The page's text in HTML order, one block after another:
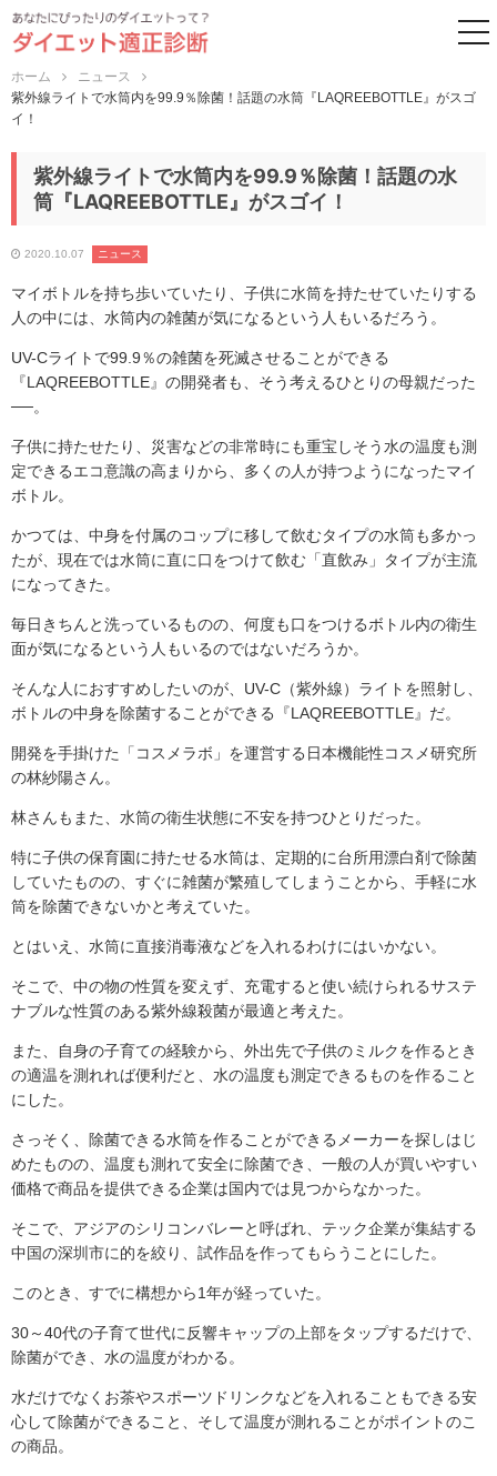
ホーム
ニュース
紫外線ライトで水筒内を99.9％除菌！話題の水筒『LAQREEBOTTLE』がスゴ
イ！
紫外線ライトで水筒内を99.9％除菌！話題の水
筒『LAQREEBOTTLE』がスゴイ！
2020.10.07 ニュース
マイボトルを持ち歩いていたり、子供に水筒を持たせていたりする
人の中には、水筒内の雑菌が気になるという人もいるだろう。
UV-Cライトで99.9％の雑菌を死滅させることができる
『LAQREEBOTTLE』の開発者も、そう考えるひとりの母親だった
──。
子供に持たせたり、災害などの非常時にも重宝しそう水の温度も測
定できるエコ意識の高まりから、多くの人が持つようになったマイ
ボトル。
かつては、中身を付属のコップに移して飲むタイプの水筒も多かっ
たが、現在では水筒に直に口をつけて飲む「直飲み」タイプが主流
になってきた。
毎日きちんと洗っているものの、何度も口をつけるボトル内の衛生
面が気になるという人もいるのではないだろうか。
そんな人におすすめしたいのが、UV-C（紫外線）ライトを照射し、
ボトルの中身を除菌することができる『LAQREEBOTTLE』だ。
開発を手掛けた「コスメラボ」を運営する日本機能性コスメ研究所
の林紗陽さん。
林さんもまた、水筒の衛生状態に不安を持つひとりだった。
特に子供の保育園に持たせる水筒は、定期的に台所用漂白剤で除菌
していたものの、すぐに雑菌が繁殖してしまうことから、手軽に水
筒を除菌できないかと考えていた。
とはいえ、水筒に直接消毒液などを入れるわけにはいかない。
そこで、中の物の性質を変えず、充電すると使い続けられるサステ
ナブルな性質のある紫外線殺菌が最適と考えた。
また、自身の子育ての経験から、外出先で子供のミルクを作るとき
の適温を測れれば便利だと、水の温度も測定できるものを作ること
にした。
さっそく、除菌できる水筒を作ることができるメーカーを探しはじ
めたものの、温度も測れて安全に除菌でき、一般の人が買いやすい
価格で商品を提供できる企業は国内では見つからなかった。
そこで、アジアのシリコンバレーと呼ばれ、テック企業が集結する
中国の深圳市に的を絞り、試作品を作ってもらうことにした。
このとき、すでに構想から1年が経っていた。
30～40代の子育て世代に反響キャップの上部をタップするだけで、
除菌ができ、水の温度がわかる。
水だけでなくお茶やスポーツドリンクなどを入れることもできる安
心して除菌ができること、そして温度が測れることがポイントのこ
の商品。